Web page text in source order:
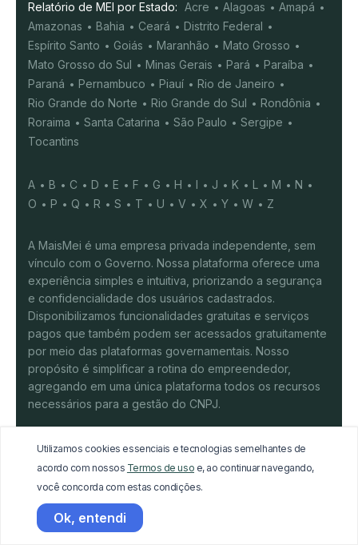
Relatório de MEI por Estado: Acre Alagoas
Amapá
Amazonas
Bahia Ceará
Distrito Federal
Espírito Santo
Goiás Maranhão
Mato Grosso
Mato Grosso do Sul
Minas Gerais Pará
Paraíba
Paraná
Pernambuco Piauí
Rio de Janeiro
Rio Grande do Norte
Rio Grande do Sul
Rondônia
Roraima
Santa Catarina São Paulo
Sergipe
Tocantins
A B C D E F G H I J K L M
N
O
P Q R S T U V X Y W Z
A MaisMei é uma empresa privada independente, sem
vínculo com o Governo. Nossa plataforma oferece uma
experiência simples e intuitiva, priorizando a segurança
e confidencialidade dos usuários cadastrados.
Disponibilizamos funcionalidades gratuitas e serviços
pagos que também podem ser acessados gratuitamente
por meio das plataformas governamentais. Nosso
propósito é simplificar a rotina do empreendedor,
agregando em uma única plataforma todos os recursos
necessários para a gestão do CNPJ.
© 2026 UTM Tecnologia da informação LTDA -
37.851.341/0001-80. Todos os direitos reservados.
Utilizamos cookies essenciais e tecnologias semelhantes de
acordo com nossos Termos de uso e, ao continuar navegando,
você concorda com estas condições.
Ok, entendi